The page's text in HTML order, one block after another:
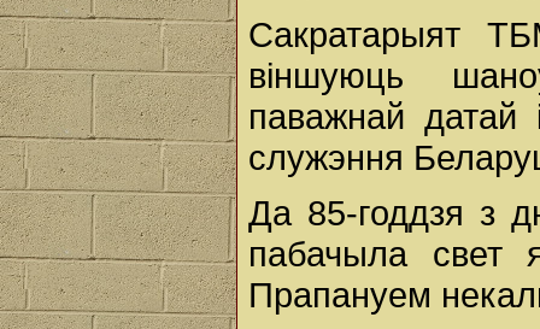
Сакратарыят
віншуюць
паважнай датай
служэння
Да 85-годдзя з
пабачыла свет
Прапануем